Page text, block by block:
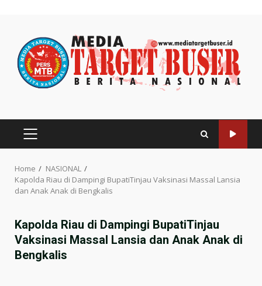
content
PRIMARY
Home
NASIONAL
Kapolda Riau di Dampingi BupatiTinjau Vaksinasi Massal Lansia
dan Anak Anak di Bengkalis
Kapolda Riau di Dampingi BupatiTinjau
Vaksinasi Massal Lansia dan Anak Anak di
Bengkalis